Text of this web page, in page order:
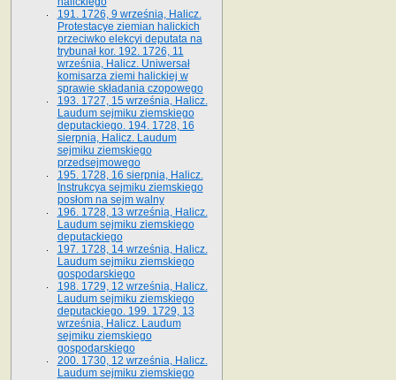
191. 1726, 9 września, Halicz.
Protestacye ziemian halickich
przeciwko elekcyi deputata na
trybunał kor. 192. 1726, 11
września, Halicz. Uniwersał
komisarza ziemi halickiej w
sprawie składania czopowego
193. 1727, 15 września, Halicz.
Laudum sejmiku ziemskiego
deputackiego. 194. 1728, 16
sierpnia, Halicz. Laudum
sejmiku ziemskiego
przedsejmowego
195. 1728, 16 sierpnia, Halicz.
Instrukcya sejmiku ziemskiego
posłom na sejm walny
196. 1728, 13 września, Halicz.
Laudum sejmiku ziemskiego
deputackiego
197. 1728, 14 września, Halicz.
Laudum sejmiku ziemskiego
gospodarskiego
198. 1729, 12 września, Halicz.
Laudum sejmiku ziemskiego
deputackiego. 199. 1729, 13
września, Halicz. Laudum
sejmiku ziemskiego
gospodarskiego
200. 1730, 12 września, Halicz.
Laudum sejmiku ziemskiego